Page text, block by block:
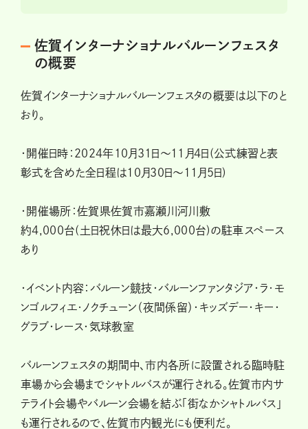
佐賀インターナショナルバルーンフェスタ
の概要
佐賀インターナショナルバルーンフェスタの概要は以下のと
おり。
・開催日時：2024年10月31日～11月4日(公式練習と表
彰式を含めた全日程は10月30日～11月5日)
・開催場所：佐賀県佐賀市嘉瀬川河川敷
約4,000台(土日祝休日は最大6,000台)の駐車スペース
あり
・イベント内容：バルーン競技・バルーンファンタジア・ラ･モ
ンゴルフィエ･ノクチューン（夜間係留）・キッズデー・キー・
グラブ・レース・気球教室
バルーンフェスタの期間中、市内各所に設置される臨時駐
車場から会場までシャトルバスが運行される。佐賀市内サ
テライト会場やバルーン会場を結ぶ「街なかシャトルバス」
も運行されるので、佐賀市内観光にも便利だ。